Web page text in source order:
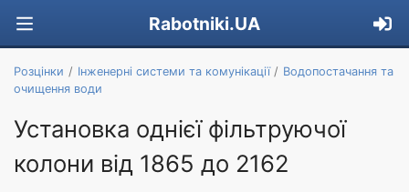
Rabotniki.UA
Розцінки Інженерні системи та комунікації
Водопостачання та
очищення води
Установка однієї фільтруючої
колони від 1865 до 2162